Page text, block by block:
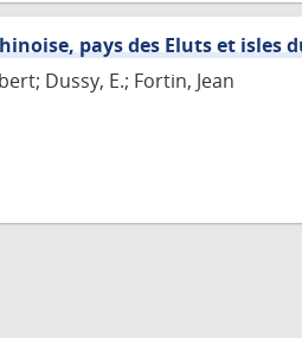
pays des Eluts et isles
Dussy, E.; Fortin, Jean